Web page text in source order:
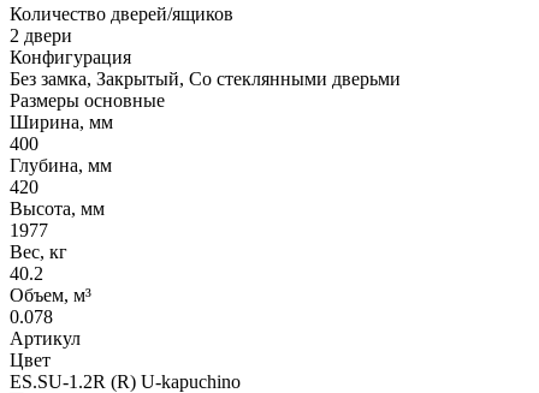
Количество дверей/ящиков
2 двери
Конфигурация
Без замка, Закрытый, Со стеклянными дверьми
Размеры основные
Ширина, мм
400
Глубина, мм
420
Высота, мм
1977
Вес, кг
40.2
Объем, м³
0.078
Артикул
Цвет
ES.SU-1.2R (R) U-kapuchino